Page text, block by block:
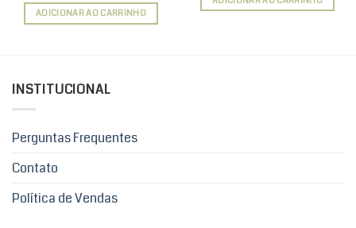
ADICIONAR AO CARRINHO
INSTITUCIONAL
Perguntas Frequentes
Contato
Política de Vendas